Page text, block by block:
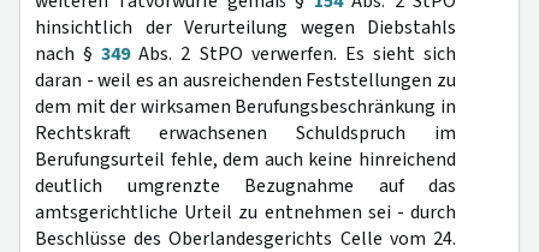
hinsichtlich der Verurteilung wegen Diebstahls
nach §349Abs. 2 StPO verwerfen. Es sieht sich
daran - weil es an ausreichenden Feststellungen zu
dem mit der wirksamen Berufungsbeschränkung in
Rechtskraft erwachsenen Schuldspruch im
Berufungsurteil fehle, dem auch keine hinreichend
deutlich umgrenzte Bezugnahme auf das
amtsgerichtliche Urteil zu entnehmen sei - durch
Beschlüsse des Oberlandesgerichts Celle vom 24.